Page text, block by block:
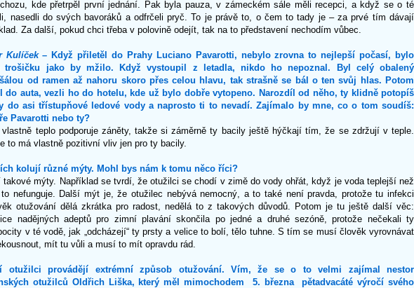
kde přetrpěl první jednání. Pak byla pauza, v zámeckém sále měli recepci, a když se o té
nasedli do svých bavoráků a odfrčeli pryč. To je právě to, o čem to tady je – za prvé tím dávají
Za další, pokud chci třeba v polovině odejít, tak na to představení nechodím vůbec.
Kulíček– Když přiletěl do Prahy Luciano Pavarotti, nebylo zrovna to nejlepší počasí, bylo
trošičku jako by mžilo. Když vystoupil z letadla, nikdo ho nepoznal. Byl celý obalený
od ramen až nahoru skoro přes celou hlavu, tak strašně se bál o ten svůj hlas. Potom
do auta, vezli ho do hotelu, kde už bylo dobře vytopeno. Narozdíl od něho, ty klidně potopíš
do asi třístupňové ledové vody a naprosto ti to nevadí. Zajímalo by mne, co o tom soudíš:
Pavarotti nebo ty?
vlastně teplo podporuje záněty, takže si záměrně ty bacily ještě hýčkají tím, že se zdržují v teple.
to má vlastně pozitivní vliv jen pro ty bacily.
kolují různé mýty. Mohl bys nám k tomu něco říci?
takové mýty. Například se tvrdí, že otužilci se chodí v zimě do vody ohřát, když je voda teplejší než
nefunguje. Další mýt je, že otužilec nebývá nemocný, a to také není pravda, protože tu infekci
otužování dělá zkrátka pro radost, nedělá to z takových důvodů. Potom je tu ještě další věc:
nadějných adeptů pro zimní plavání skončila po jedné a druhé sezóně, protože nečekali ty
v té vodě, jak „odcházejí“ ty prsty a velice to bolí, tělo tuhne. S tím se musí člověk vyrovnávat
mít tu vůli a musí to mít opravdu rád.
otužilci provádějí extrémní způsob otužování. Vím, že se o to velmi zajímal nestor
otužilců Oldřich Liška, který měl mimochodem 5. března pětadvacáté výročí svého